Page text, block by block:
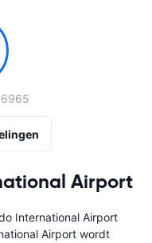
Airport
International Airport
Airport wordt